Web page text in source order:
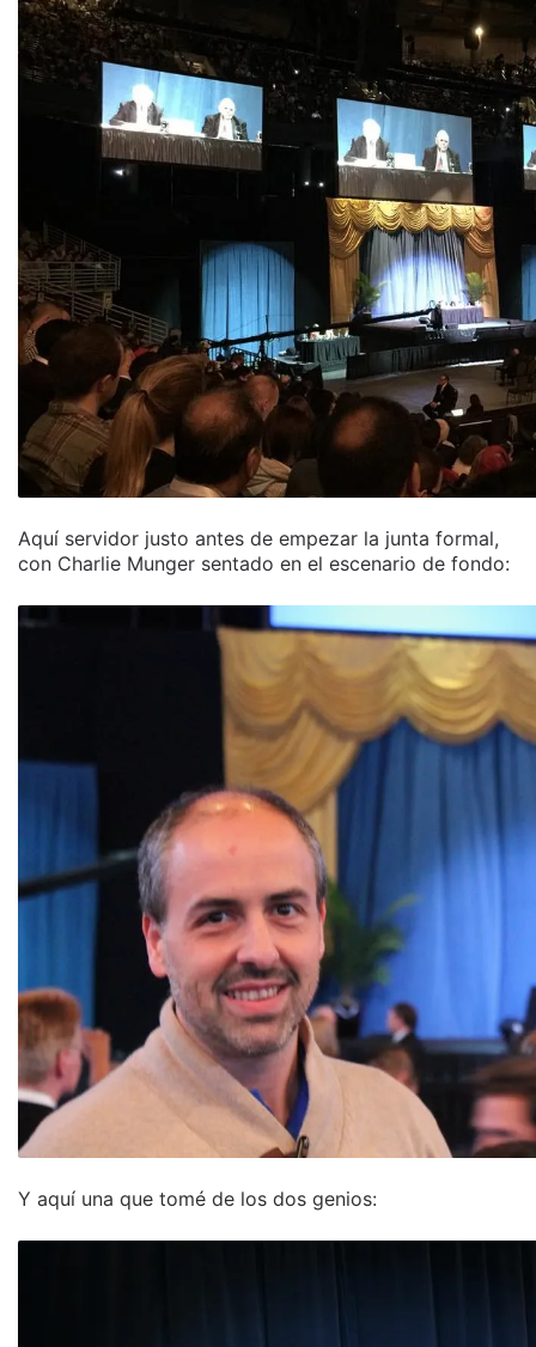
Aquí servidor justo antes de empezar la junta formal,
con Charlie Munger sentado en el escenario de fondo:
Y aquí una que tomé de los dos genios: